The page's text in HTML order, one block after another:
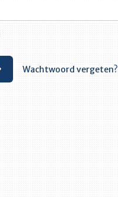
Wachtwoord vergeten?